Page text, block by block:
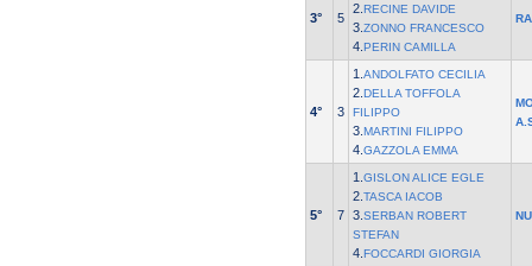
3° 5
2. RECINE DAVIDE
3. ZONNO FRANCESCO
4. PERIN CAMILLA
4° 3
1. ANDOLFATO CECILIA
2. DELLA TOFFOLA
FILIPPO
3. MARTINI FILIPPO
4. GAZZOLA EMMA
5° 7
1. GISLON ALICE EGLE
2. TASCA IACOB
3. SERBAN ROBERT
STEFAN
4. FOCCARDI GIORGIA